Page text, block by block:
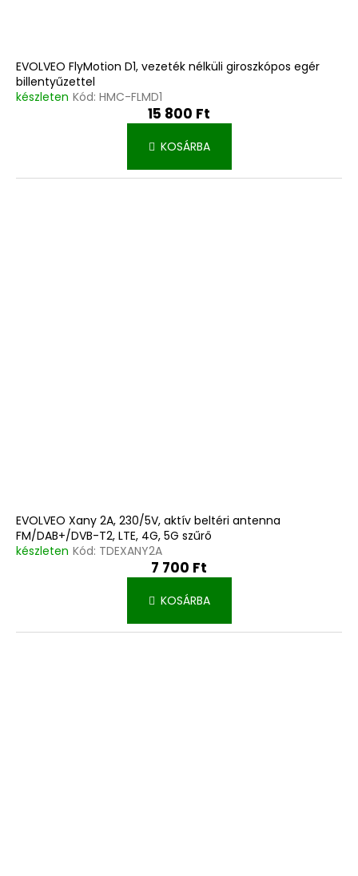
EVOLVEO FlyMotion D1, vezeték nélküli giroszkópos egér
billentyűzettel
készleten Kód: HMC-FLMD1
15 800 Ft
KOSÁRBA
EVOLVEO Xany 2A, 230/5V, aktív beltéri antenna
FM/DAB+/DVB-T2, LTE, 4G, 5G szűrő
készleten Kód: TDEXANY2A
7 700 Ft
KOSÁRBA